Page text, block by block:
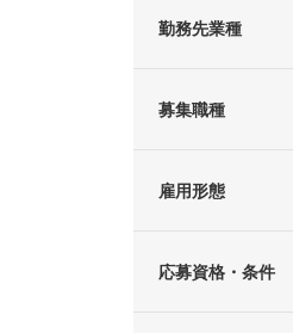
勤務先業種
募集職種
雇用形態
応募資格・条件